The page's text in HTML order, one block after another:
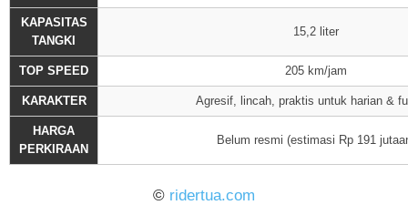
KAPASITAS
TANGKI
15,2 liter
TOP SPEED 205 km/jam
KARAKTER Agresif, lincah, praktis untuk harian &
HARGA
PERKIRAAN
Belum resmi (estimasi Rp 191
© ridertua.com